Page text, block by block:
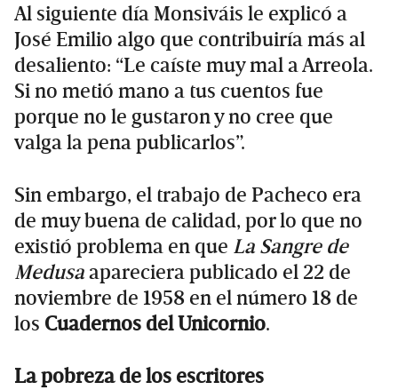
Al siguiente día Monsiváis le explicó a
José Emilio algo que contribuiría más al
desaliento: “Le caíste muy mal a Arreola.
Si no metió mano a tus cuentos fue
porque no le gustaron y no cree que
valga la pena publicarlos”.
Sin embargo, el trabajo de Pacheco era
de muy buena de calidad, por lo que no
existió problema en que La Sangre de
Medusaapareciera publicado el 22 de
noviembre de 1958 en el número 18 de
los Cuadernos del Unicornio.
La pobreza de los escritores